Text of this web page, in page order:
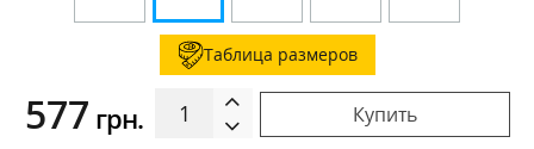
Таблица размеров
577 грн. Купить